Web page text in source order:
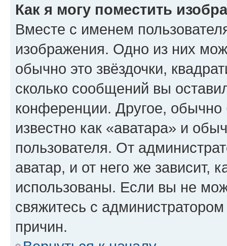
Как я могу поместить
Вместе с именем
изображения. Одно из них
обычно это звёздочки,
сколько сообщений вы
конференции. Другое,
известно как «аватара» и
пользователя. От
аватар, и от него же зависит,
использованы. Если вы не
свяжитесь с
причин.